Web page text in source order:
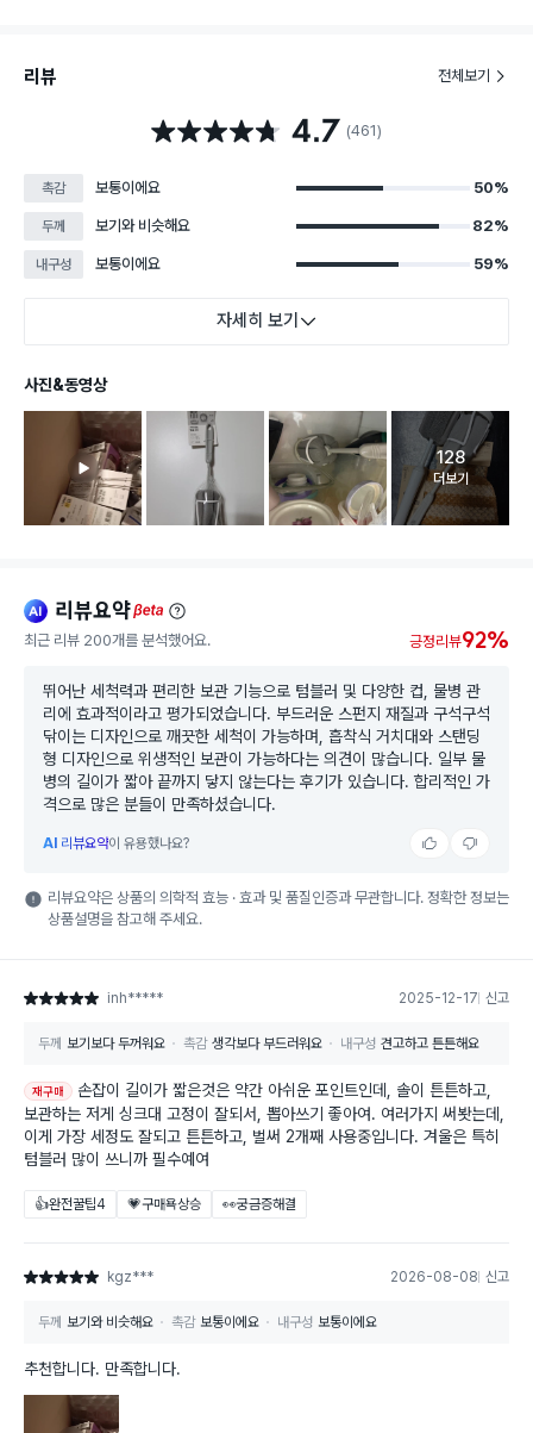
리뷰 전체보기
별점 4.7점 4.7 (461)
촉감 보통이에요 50%
두께 보기와 비슷해요 82%
내구성 보통이에요 59%
자세히 보기
사진&동영상
고객 리뷰
128
더보기
ai 리뷰요약beta
최근 리뷰 200개를 분석했어요. 긍정리뷰92%
뛰어난 세척력과 편리한 보관 기능으로 텀블러 및 다양한 컵, 물병 관
리에 효과적이라고 평가되었습니다. 부드러운 스펀지 재질과 구석구석
닦이는 디자인으로 깨끗한 세척이 가능하며, 흡착식 거치대와 스탠딩
형 디자인으로 위생적인 보관이 가능하다는 의견이 많습니다. 일부 물
병의 길이가 짧아 끝까지 닿지 않는다는 후기가 있습니다. 합리적인 가
격으로 많은 분들이 만족하셨습니다.
AI 리뷰요약이 유용했나요?
리뷰요약은 상품의 의학적 효능 · 효과 및 품질인증과 무관합니다. 정확한 정보는
상품설명을 참고해 주세요.
별점 5점 inh***** 2025-12-17 신고
두께 보기보다 두꺼워요 촉감 생각보다 부드러워요 내구성 견고하고 튼튼해요
재구매
손잡이 길이가 짧은것은 약간 아쉬운 포인트인데, 솔이 튼튼하고,
보관하는 저게 싱크대 고정이 잘되서, 뽑아쓰기 좋아여. 여러가지 써봣는데,
이게 가장 세정도 잘되고 튼튼하고, 벌써 2개째 사용중입니다. 겨울은 특히
텀블러 많이 쓰니까 필수예여
👍완전꿀팁4 💗구매욕상승 👀궁금증해결
별점 5점 kgz*** 2026-08-08 신고
두께 보기와 비슷해요 촉감 보통이에요 내구성 보통이에요
추천합니다. 만족합니다.